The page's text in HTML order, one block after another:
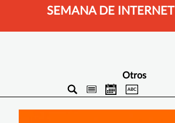
SEMANA DE INTERNET
Otros